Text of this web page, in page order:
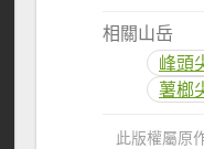
相關山岳
峰頭
薯榔
此版權屬原